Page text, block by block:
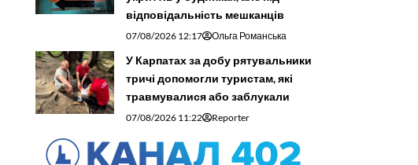
відповідальність мешканців
07/08/2026 12:17 Ольга Романська
У Карпатах за добу рятувальники
тричі допомогли туристам, які
травмувалися або заблукали
07/08/2026 11:22 Reporter